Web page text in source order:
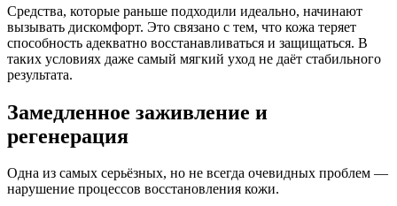
Средства, которые раньше подходили идеально, начинают
вызывать дискомфорт. Это связано с тем, что кожа теряет
способность адекватно восстанавливаться и защищаться. В
таких условиях даже самый мягкий уход не даёт стабильного
результата.
Замедленное заживление и
регенерация
Одна из самых серьёзных, но не всегда очевидных проблем —
нарушение процессов восстановления кожи.